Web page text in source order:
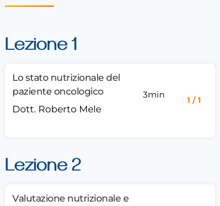
Lezione 1
1 / 1
3min
Lo stato nutrizionale del
paziente oncologico
Dott. Roberto Mele
Lezione 2
Valutazione nutrizionale e